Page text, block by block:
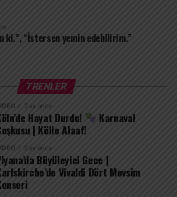
kendimi tamamen yok etmek
varım.
ki.”, “İstersen yemin edebilirim.”
TRENLER
2 ay önce
Hayat Durdu!
Karnaval
| Kölle Alaaf!
2 ay önce
Büyüleyici Gece |
Vivaldi Dört Mevsim